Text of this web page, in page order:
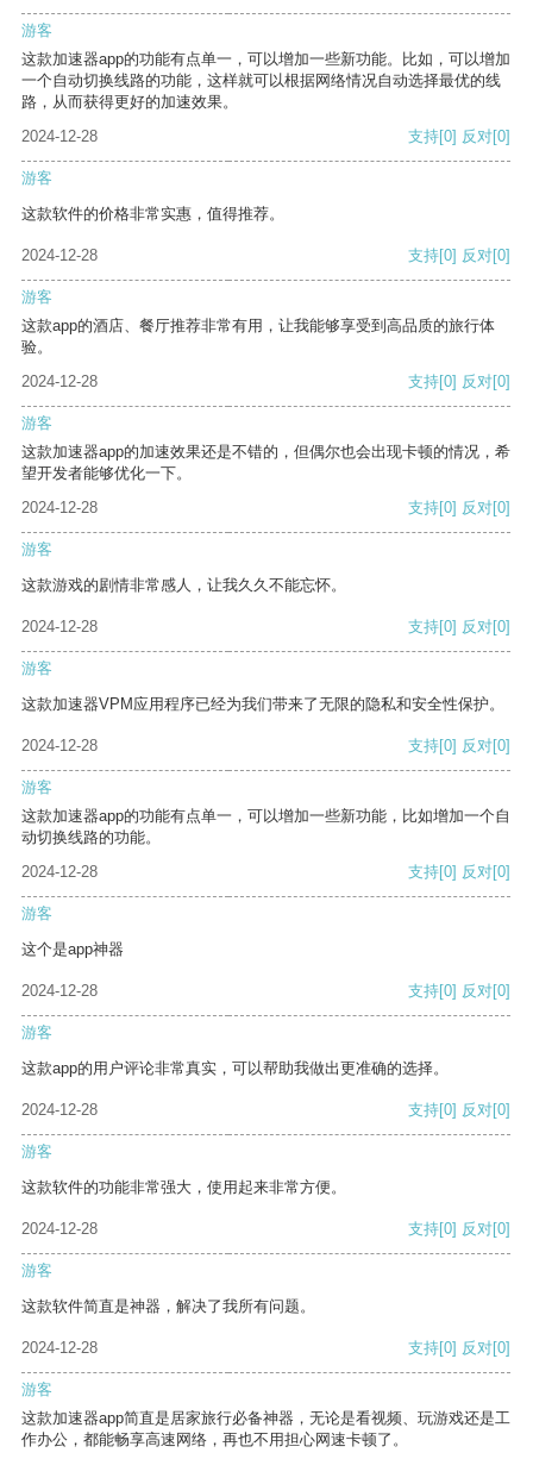
游客
这款加速器app的功能有点单一，可以增加一些新功能。比如，可以增加
一个自动切换线路的功能，这样就可以根据网络情况自动选择最优的线
路，从而获得更好的加速效果。
2024-12-28
支持[0] 反对[0]
游客
这款软件的价格非常实惠，值得推荐。
2024-12-28 支持[0] 反对[0]
游客
这款app的酒店、餐厅推荐非常有用，让我能够享受到高品质的旅行体
验。
2024-12-28
支持[0] 反对[0]
游客
这款加速器app的加速效果还是不错的，但偶尔也会出现卡顿的情况，希
望开发者能够优化一下。
2024-12-28
支持[0] 反对[0]
游客
这款游戏的剧情非常感人，让我久久不能忘怀。
2024-12-28 支持[0] 反对[0]
游客
这款加速器VPM应用程序已经为我们带来了无限的隐私和安全性保护。
2024-12-28 支持[0] 反对[0]
游客
这款加速器app的功能有点单一，可以增加一些新功能，比如增加一个自
动切换线路的功能。
2024-12-28
支持[0] 反对[0]
游客
这个是app神器
2024-12-28 支持[0] 反对[0]
游客
这款app的用户评论非常真实，可以帮助我做出更准确的选择。
2024-12-28 支持[0] 反对[0]
游客
这款软件的功能非常强大，使用起来非常方便。
2024-12-28 支持[0] 反对[0]
游客
这款软件简直是神器，解决了我所有问题。
2024-12-28 支持[0] 反对[0]
游客
这款加速器app简直是居家旅行必备神器，无论是看视频、玩游戏还是工
作办公，都能畅享高速网络，再也不用担心网速卡顿了。